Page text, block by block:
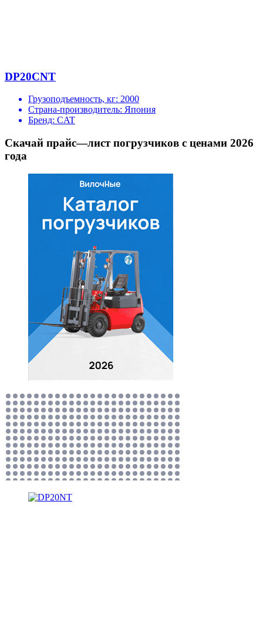
DP20CNT
Грузоподъемность, кг: 2000
Страна-производитель: Япония
Бренд: CAT
Скачай прайс—лист погрузчиков с ценами 2026
года